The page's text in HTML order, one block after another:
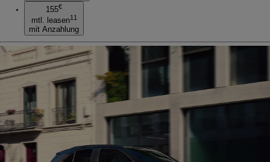
155€
mtl. leasen11
mit Anzahlung